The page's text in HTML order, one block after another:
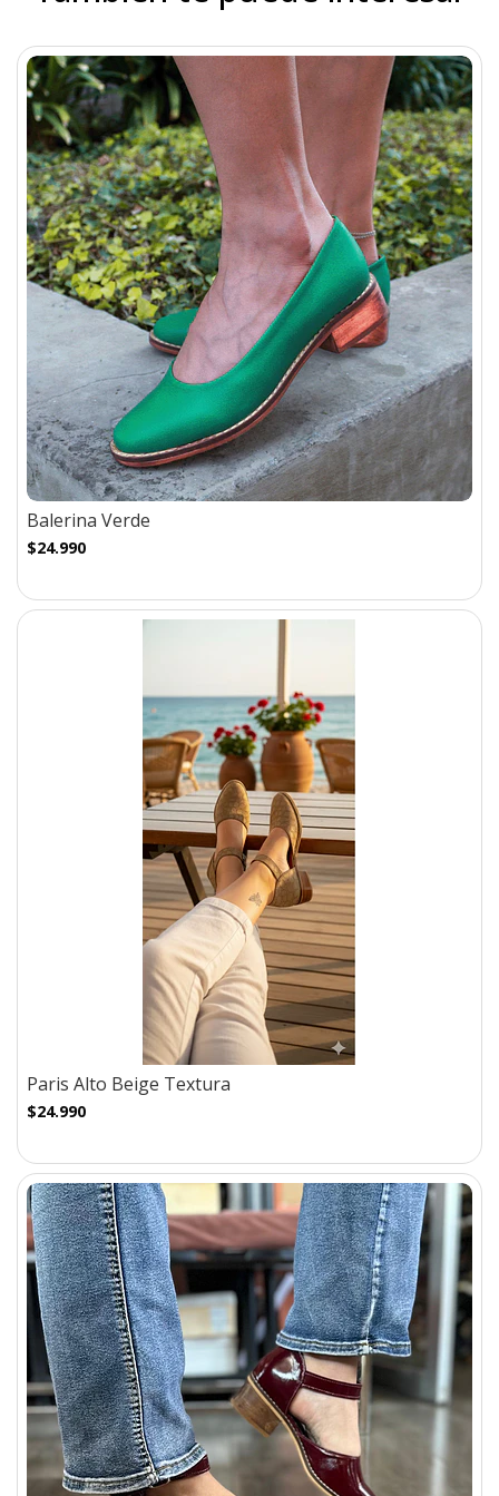
Balerina Verde
$24.990
Paris Alto Beige Textura
$24.990